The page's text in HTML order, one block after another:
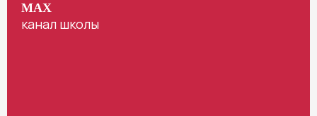
MAX
канал школы